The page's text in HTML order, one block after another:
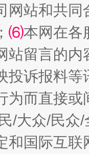
网站和共
⑹本网在各
站留言的内
投诉报料
为而直接
/大众/民
和国际互